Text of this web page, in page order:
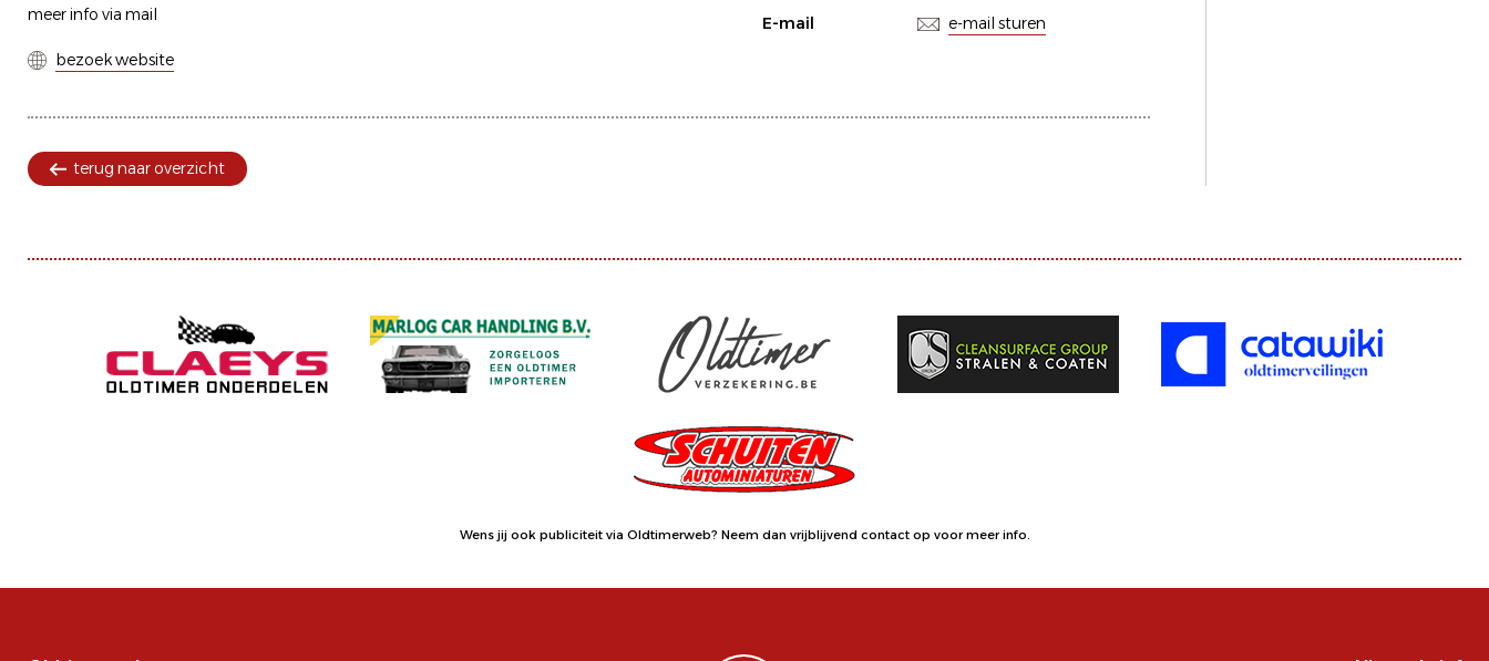
meer info via mail
bezoek website
E-mail
e-mail sturen
terug naar overzicht
Wens jij ook publiciteit via Oldtimerweb? Neem dan vrijblijvend contact op voor meer info.